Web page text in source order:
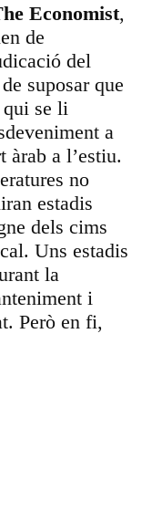
Economist,
de
del
suposar que
se li
a
a l’estiu.
no
estadis
dels cims
Uns estadis
la
i
Però en fi,